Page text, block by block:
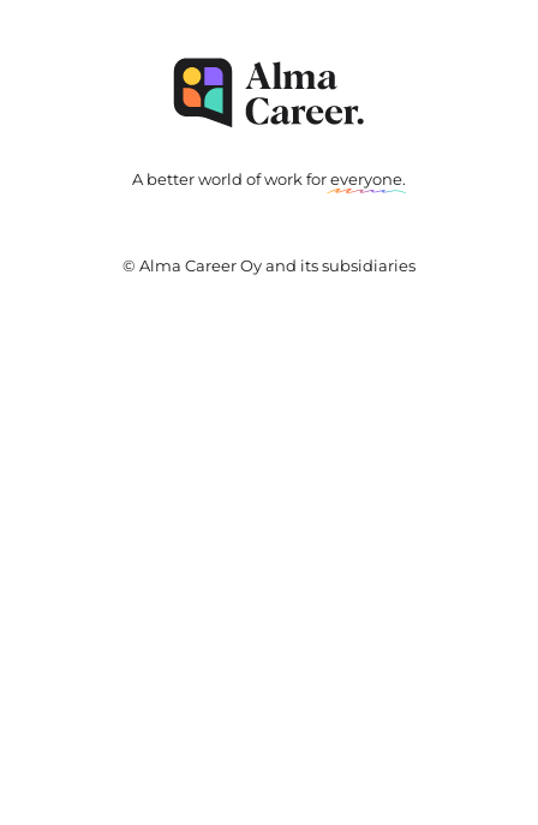
A better world of work foreveryone.
© Alma Career Oy and its subsidiaries